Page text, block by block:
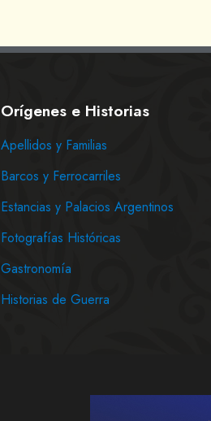
Orígenes e Historias
Apellidos y Familias
Barcos y Ferrocarriles
Estancias y Palacios Argentinos
Fotografías Históricas
Gastronomía
Historias de Guerra